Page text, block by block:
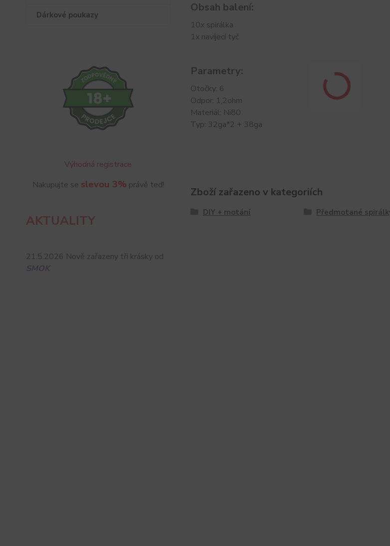
Dárkové poukazy
Výhodná registrace
Nakupujte se slevou 3% právě teď!
AKTUALITY
21.5.2026 Nově zařazeny tři krásky od
SMOK
Obsah balení:
10x spirálka
1x navíjecí tyč
Parametry:
Otočky: 6
Odpor: 1,2ohm
Materiál: Ni80
Typ: 32ga*2 + 38ga
Zboží zařazeno v kategoriích
DIY + motání Předmotané